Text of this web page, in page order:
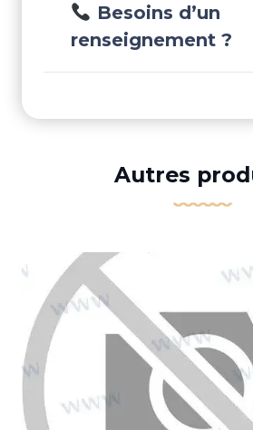
Besoins d’un
renseignement ?
Autres